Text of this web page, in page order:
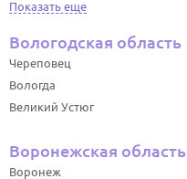
Показать еще
Вологодская область
Череповец
Вологда
Великий Устюг
Воронежская область
Воронеж